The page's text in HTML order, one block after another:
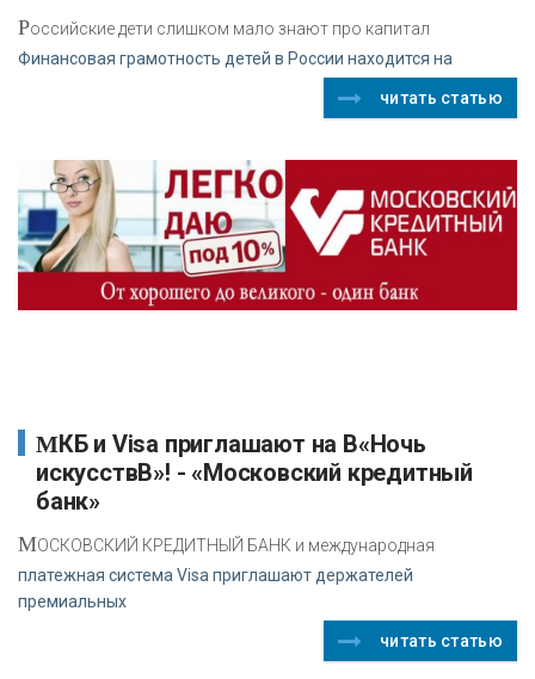
Российские дети слишком мало знают про капитал
Финансовая грамотность детей в России находится на
читать статью
МКБ и Visa приглашают на В«Ночь
искусствВ»! - «Московский кредитный
банк»
МОСКОВСКИЙ КРЕДИТНЫЙ БАНК и международная
платежная система Visa приглашают держателей
премиальных
читать статью